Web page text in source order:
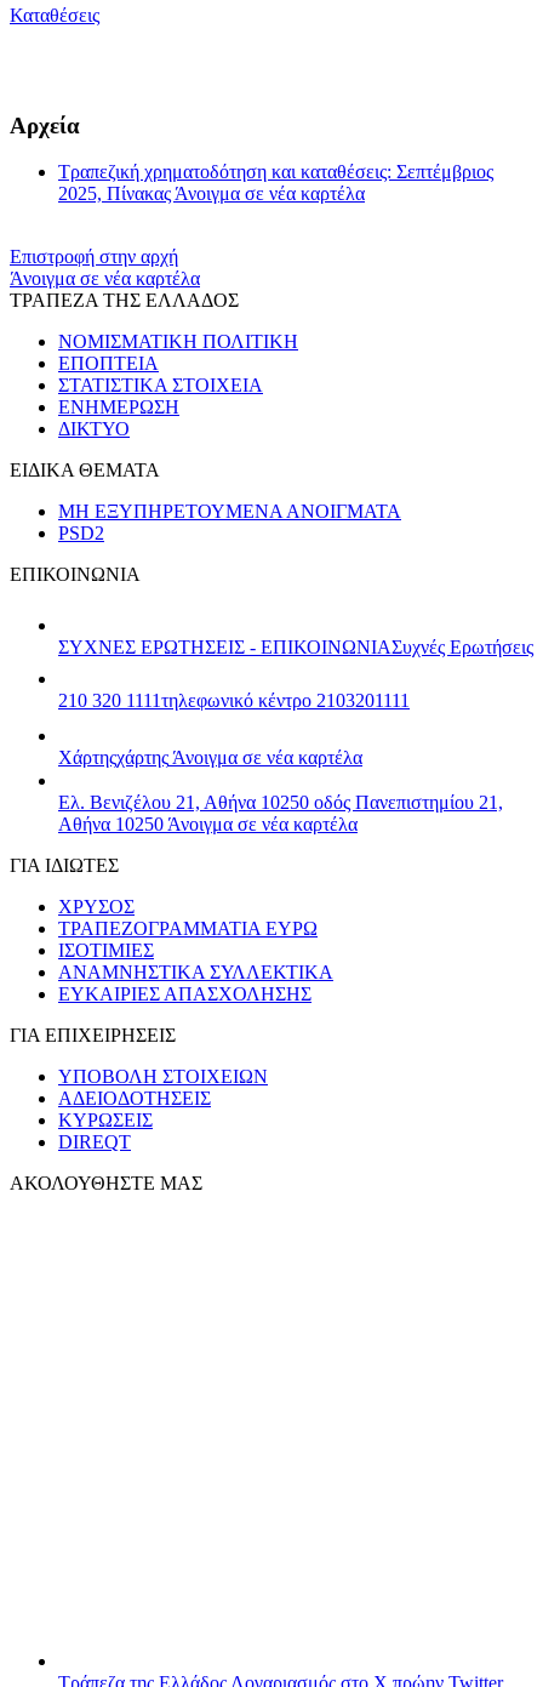
Καταθέσεις
Αρχεία
Τραπεζική χρηματοδότηση και καταθέσεις: Σεπτέμβριος
2025, Πίνακας Άνοιγμα σε νέα καρτέλα
Επιστροφή στην αρχή
Άνοιγμα σε νέα καρτέλα
ΤΡΑΠΕΖΑ ΤΗΣ ΕΛΛΑΔΟΣ
ΝΟΜΙΣΜΑΤΙΚΗ ΠΟΛΙΤΙΚΗ
ΕΠΟΠΤΕΙΑ
ΣΤΑΤΙΣΤΙΚΑ ΣΤΟΙΧΕΙΑ
ΕΝΗΜΕΡΩΣΗ
ΔΙΚΤΥΟ
ΕΙΔΙΚΑ ΘΕΜΑΤΑ
ΜΗ ΕΞΥΠΗΡΕΤΟΥΜΕΝΑ ΑΝΟΙΓΜΑΤΑ
PSD2
ΕΠΙΚΟΙΝΩΝΙΑ
ΣΥΧΝΕΣ ΕΡΩΤΗΣΕΙΣ - ΕΠΙΚΟΙΝΩΝΙΑΣυχνές Ερωτήσεις
210 320 1111τηλεφωνικό κέντρο 2103201111
Χάρτηςχάρτης Άνοιγμα σε νέα καρτέλα
Ελ. Βενιζέλου 21, Αθήνα 10250 οδός Πανεπιστημίου 21,
Αθήνα 10250 Άνοιγμα σε νέα καρτέλα
ΓΙΑ ΙΔΙΩΤΕΣ
ΧΡΥΣΟΣ
ΤΡΑΠΕΖΟΓΡΑΜΜΑΤΙΑ ΕΥΡΩ
ΙΣΟΤΙΜΙΕΣ
ΑΝΑΜΝΗΣΤΙΚΑ ΣΥΛΛΕΚΤΙΚΑ
ΕΥΚΑΙΡΙΕΣ ΑΠΑΣΧΟΛΗΣΗΣ
ΓΙΑ ΕΠΙΧΕΙΡΗΣΕΙΣ
ΥΠΟΒΟΛΗ ΣΤΟΙΧΕΙΩΝ
ΑΔΕΙΟΔΟΤΗΣΕΙΣ
ΚΥΡΩΣΕΙΣ
DIREQT
ΑΚΟΛΟΥΘΗΣΤΕ ΜΑΣ
Τράπεζα της Ελλάδος Λογαριασμός στο X πρώην Twitter